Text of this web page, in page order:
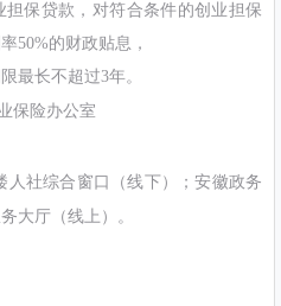
保贷款，对符合条件的创业担保
50%的财政贴息，
最长不超过3年。
保险办公室
人社综合窗口（线下）；安徽政务
大厅（线上）。